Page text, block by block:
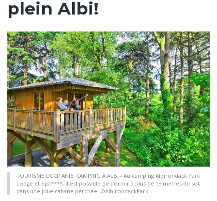
plein Albi!
TOURISME OCCITANIE: CAMPING À ALBI - Au camping Albirondack Park
Lodge et Spa****, il est possible de dormir à plus de 15 mètres du sol,
dans une jolie cabane perchée. ©AlbirondackPark